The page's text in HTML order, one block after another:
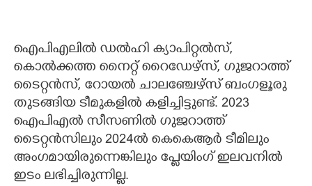
ഐപിഎലിൽ ഡൽഹി ക്യാപിറ്റൽസ്,
കൊൽക്കത്ത നൈറ്റ് റൈഡേഴ്സ്, ഗുജറാത്ത്
ടൈറ്റൻസ്, റോയൽ ചാലഞ്ചേഴ്സ് ബംഗളൂരു
തുടങ്ങിയ ടീമുകളിൽ കളിച്ചിട്ടുണ്ട്. 2023
ഐപിഎൽ സീസണിൽ ഗുജറാത്ത്
ടൈറ്റൻസിലും 2024ൽ കെകെആർ ടീമിലും
അംഗമായിരുന്നെങ്കിലും പ്ലേയിംഗ് ഇലവനിൽ
ഇടം ലഭിച്ചിരുന്നില്ല.